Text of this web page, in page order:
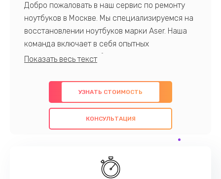
Добро пожаловать в наш сервис по ремонту
ноутбуков в Москве. Мы специализируемся на
восстановлении ноутбуков марки Aser. Наша
команда включает в себя опытных
профессионалов с обширными знаниями и
предлагаем быстрый и качественный ремонт с
использованием оригинальных компонентов, а
также гарантируем качество всех
проведенных работ. Наша цель - предоставить
наилучшим образом. Не медлите записаться на
УЗНАТЬ СТОИМОСТЬ
КОНСУЛЬТАЦИЯ